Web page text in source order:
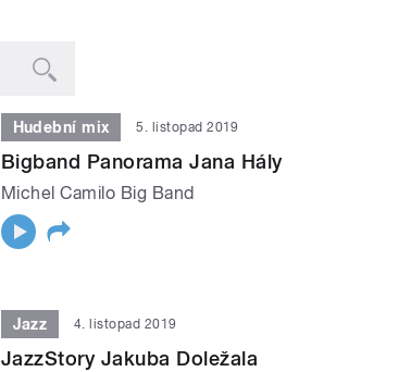
Hudební mix 5. listopad 2019
Bigband Panorama Jana Hály
Michel Camilo Big Band
Jazz 4. listopad 2019
JazzStory Jakuba Doležala